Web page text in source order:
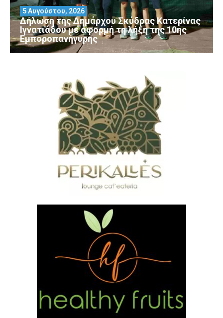
Δήλωση της Δημάρχου Σκύδρας Κατερίνας
Ιγνατιάδου με αφορμή τη λήξη της 10ης
Εμποροπανήγυρης
5 Αυγούστου, 2026